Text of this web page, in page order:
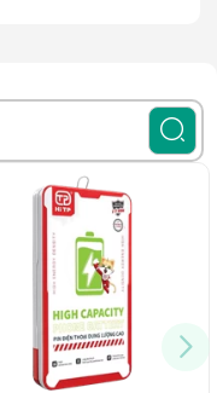
hoàn toàn quá trình
nguồn do pin yếu.
nữa.
hiệu chuẩn hoàn
sạc như thế nào